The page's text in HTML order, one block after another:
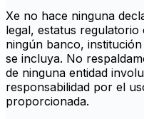
Xe no hace ninguna
legal, estatus
ningún banco,
se incluya. No
de ninguna entidad
responsabilidad por el
proporcionada.